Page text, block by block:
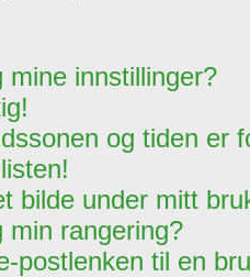
mine innstillinger?
og tiden er
bilde under mitt
min rangering?
postlenken til en